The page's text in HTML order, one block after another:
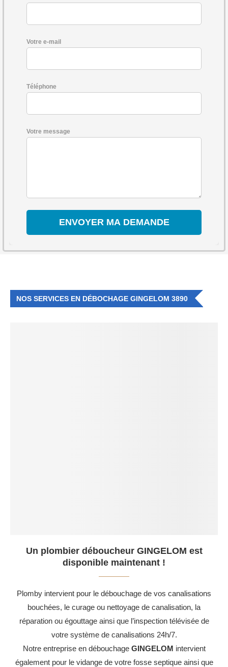
Votre e-mail
Téléphone
Votre message
NOS SERVICES EN DÉBOCHAGE GINGELOM 3890
Un plombier déboucheur GINGELOM est
disponible maintenant !
Plomby intervient pour le débouchage de vos canalisations
bouchées, le curage ou nettoyage de canalisation, la
réparation ou égouttage ainsi que l’inspection télévisée de
votre système de canalisations 24h/7.
Notre entreprise en débouchage GINGELOM intervient
également pour le vidange de votre fosse septique ainsi que